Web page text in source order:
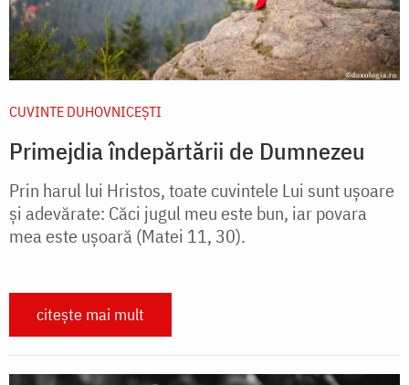
CUVINTE DUHOVNICEȘTI
Primejdia îndepărtării de Dumnezeu
Prin harul lui Hristos, toate cuvintele Lui sunt ușoare
și adevărate: Căci jugul meu este bun, iar povara
mea este ușoară (Matei 11, 30).
citește mai mult